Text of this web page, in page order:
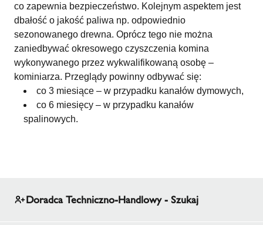
co zapewnia bezpieczeństwo. Kolejnym aspektem jest
dbałość o jakość paliwa np. odpowiednio
sezonowanego drewna. Oprócz tego nie można
zaniedbywać okresowego czyszczenia komina
wykonywanego przez wykwalifikowaną osobę –
kominiarza. Przeglądy powinny odbywać się:
co 3 miesiące – w przypadku kanałów dymowych,
co 6 miesięcy – w przypadku kanałów
spalinowych.
Doradca Techniczno-Handlowy - Szukaj